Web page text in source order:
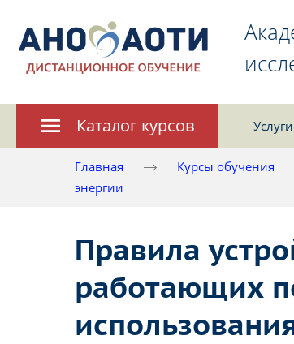
Каталог курсов Услуги
Главная Курсы обучения
энергии
Правила
работающих